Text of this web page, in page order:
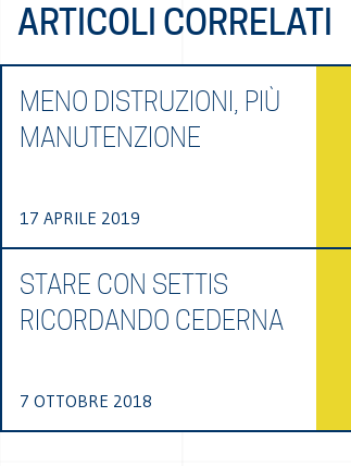
ARTICOLI CORRELATI
MENO DISTRUZIONI, PIÙ
MANUTENZIONE
17 APRILE 2019
STARE CON SETTIS
RICORDANDO CEDERNA
7 OTTOBRE 2018